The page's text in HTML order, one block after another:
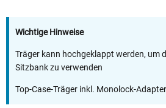
Wichtige Hinweise
Träger kann hochgeklappt werden, um
Sitzbank zu verwenden
Top-Case-Träger inkl. Monolock-